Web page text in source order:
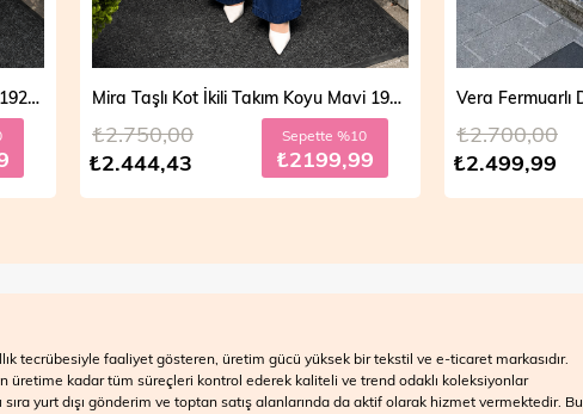
Mira Taşlı Kot İkili Takım Koyu Mavi 19286 Vera Fermuarlı Denim Takım Açık Mavi 19298
₺2.499,99
₺2.700,00 Sepette %20
₺1999,99 ₺2.499,99
₺2.700,00
tecrübesiyle faaliyet gösteren, üretim gücü yüksek bir tekstil ve e-ticaret markasıdır.
üretime kadar tüm süreçleri kontrol ederek kaliteli ve trend odaklı koleksiyonlar
sıra yurt dışı gönderim ve toptan satış alanlarında da aktif olarak hizmet vermektedir. Bu